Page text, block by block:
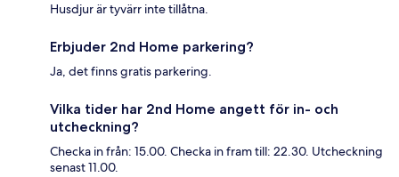
Husdjur är tyvärr inte tillåtna.
Erbjuder 2nd Home parkering?
Ja, det finns gratis parkering.
Vilka tider har 2nd Home angett för in- och
utcheckning?
Checka in från: 15.00. Checka in fram till: 22.30. Utcheckning
senast 11.00.